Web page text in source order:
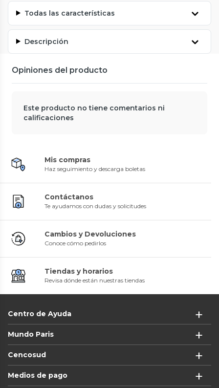
Todas las características
Descripción
Opiniones del producto
Este producto no tiene comentarios ni
calificaciones
Mis compras
Haz seguimiento y descarga boletas
Contáctanos
Te ayudamos con dudas y solicitudes
Cambios y Devoluciones
Conoce cómo pedirlos
Tiendas y horarios
Revisa dónde están nuestras tiendas
Centro de Ayuda
Mundo Paris
Cencosud
Medios de pago